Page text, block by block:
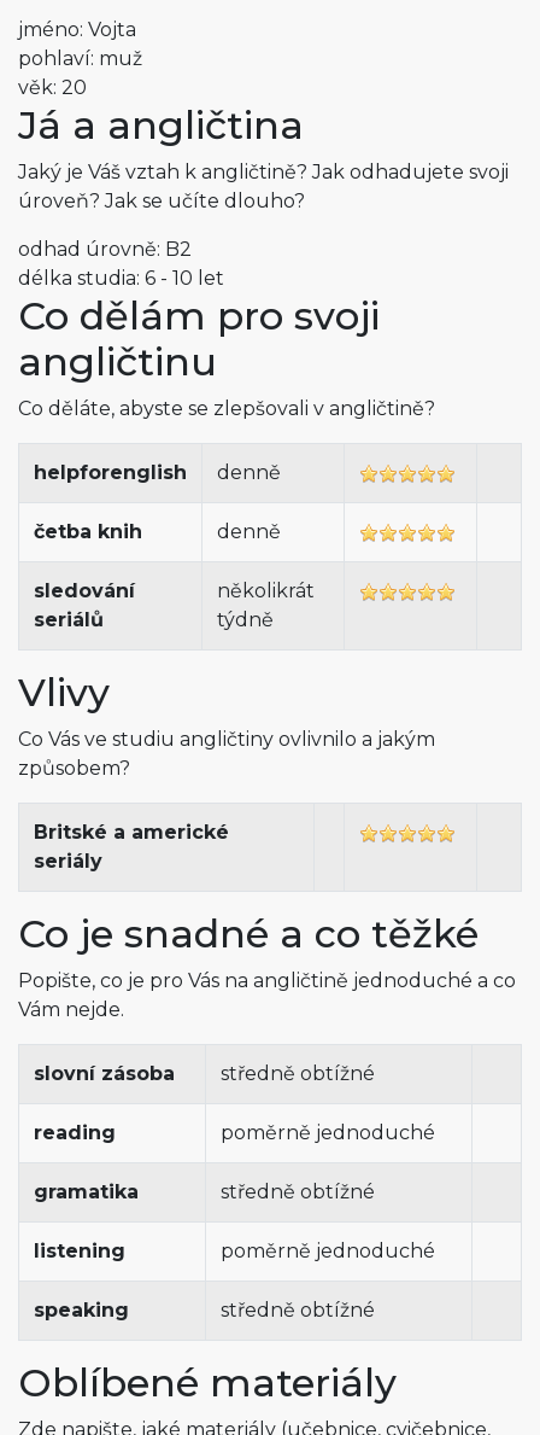
jméno: Vojta
pohlaví: muž
věk: 20
Já a angličtina
Jaký je Váš vztah k angličtině? Jak odhadujete svoji
úroveň? Jak se učíte dlouho?
odhad úrovně: B2
délka studia: 6 - 10 let
Co dělám pro svoji
angličtinu
Co děláte, abyste se zlepšovali v angličtině?
helpforenglish denně
četba knih denně
sledování
seriálů
několikrát
týdně
Vlivy
Co Vás ve studiu angličtiny ovlivnilo a jakým
způsobem?
Britské a americké
seriály
Co je snadné a co těžké
Popište, co je pro Vás na angličtině jednoduché a co
Vám nejde.
slovní zásoba středně obtížné
reading poměrně jednoduché
gramatika středně obtížné
listening poměrně jednoduché
speaking středně obtížné
Oblíbené materiály
Zde napište, jaké materiály (učebnice, cvičebnice,